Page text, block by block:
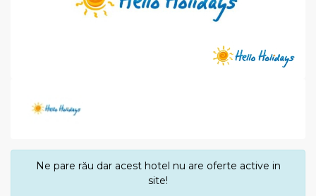
Ne pare rău dar acest hotel nu are oferte active in
site!